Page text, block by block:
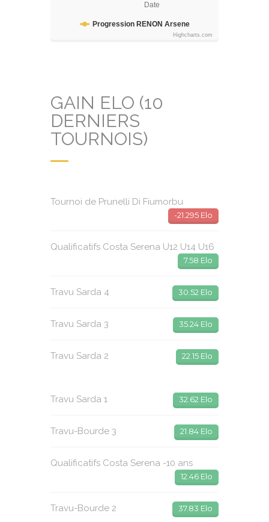
Date
Progression RENON Arsene
Highcharts.com
GAIN ELO (10
DERNIERS
TOURNOIS)
Tournoi de Prunelli Di Fiumorbu
-21.295 Elo
Qualificatifs Costa Serena U12 U14 U16
7.58 Elo
Travu Sarda 4 30.52 Elo
Travu Sarda 3 35.24 Elo
Travu Sarda 2 22.15 Elo
Travu Sarda 1 32.62 Elo
Travu-Bourde 3 21.84 Elo
Qualificatifs Costa Serena -10 ans
12.46 Elo
Travu-Bourde 2 37.83 Elo